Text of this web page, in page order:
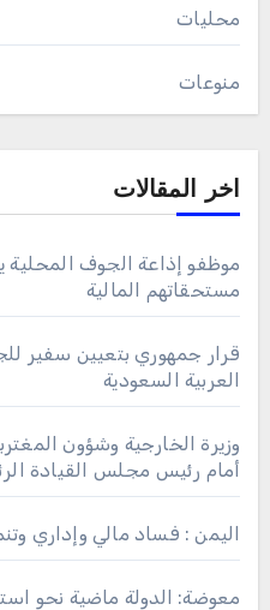
محليات
منوعات
اخر المقالات
موظفو إذاعة الجوف المحلية
مستحقاتهم المالية
قرار جمهوري بتعيين سفير
العربية السعودية
وزيرة الخارجية وشؤون
أمام رئيس مجلس القيادة
اليمن : فساد مالي وإداري
معوضة: الدولة ماضية نحو